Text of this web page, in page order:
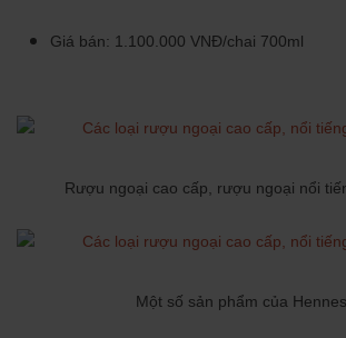
Giá bán: 1.100.000 VNĐ/chai 700ml
Rượu ngoại cao cấp, rượu ngoại nổi
Một số sản phẩm của